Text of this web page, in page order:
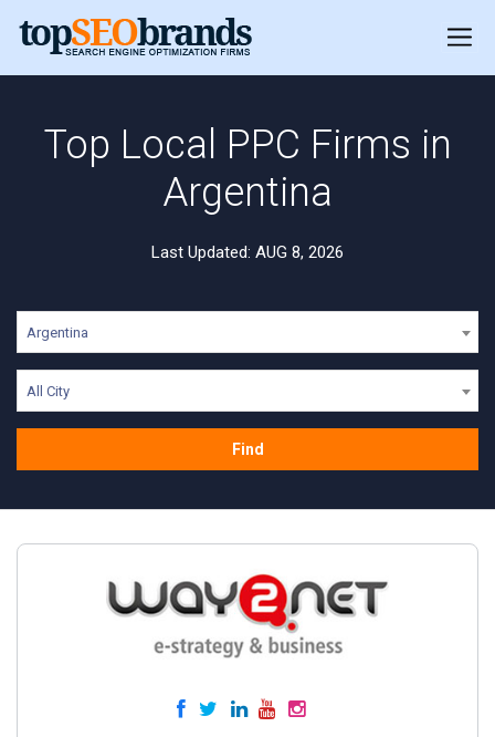
Top Local PPC Firms in
Argentina
Last Updated: AUG 8, 2026
Argentina
All City
Find